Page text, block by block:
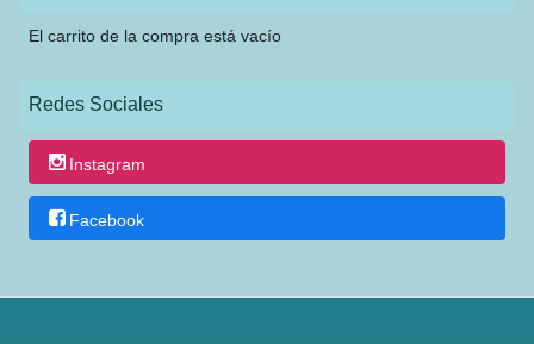
El carrito de la compra está vacío
Redes Sociales
Instagram
Facebook